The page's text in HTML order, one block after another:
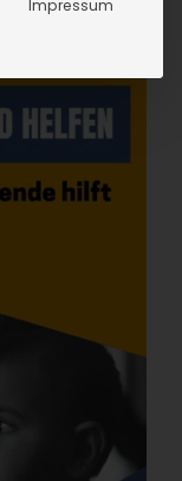
Impressum